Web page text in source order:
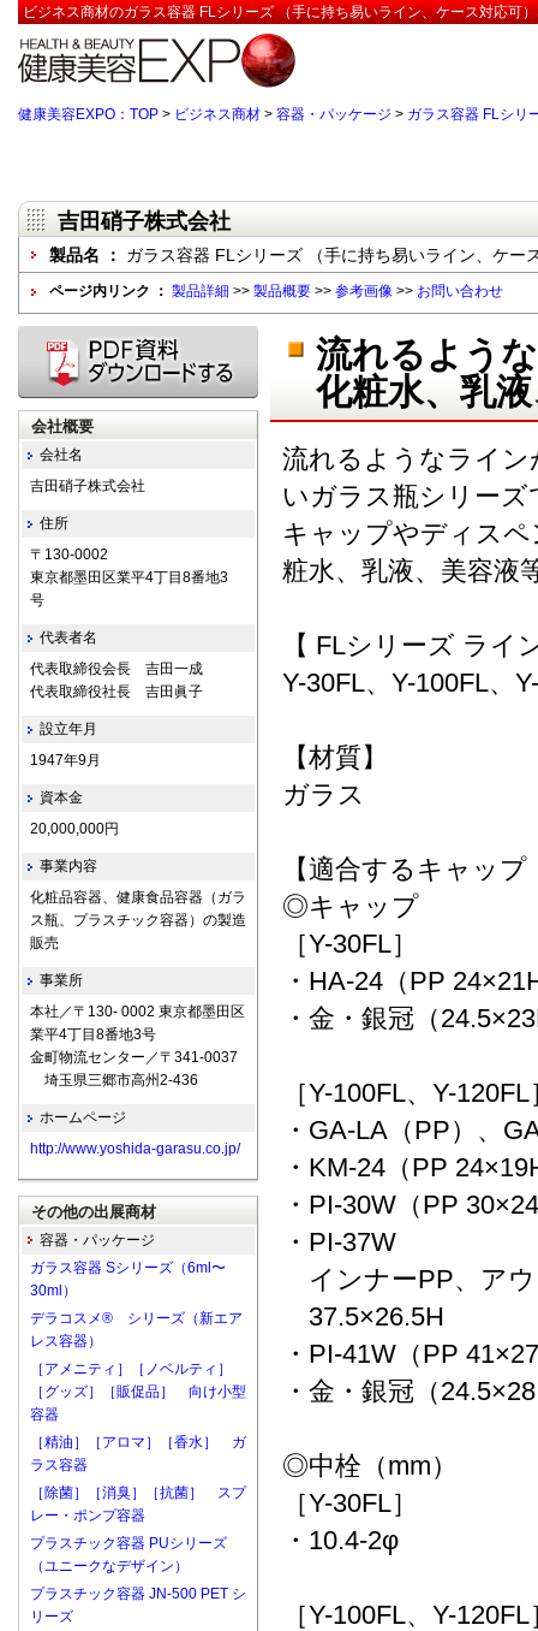
ビジネス商材のガラス容器 FLシリーズ （手に持ち易いライン、ケース対応可
健康美容EXPO：TOP > ビジネス商材 > 容器・パッケージ > ガラス容器 FLシリ
吉田硝子株式会社
製品名 ： ガラス容器 FLシリーズ （手に持ち易いライン、ケー
ページ内リンク ： 製品詳細 >> 製品概要 >> 参考画像 >> お問い合わせ
流れるよう
化粧水、乳
流れるようなライ
いガラス瓶シリー
キャップやディス
粧水、乳液、美容液
【 FLシリーズ ライ
Y-30FL、Y-100FL、
【材質】
ガラス
【適合するキャッ
◎キャップ
［Y-30FL］
・HA-24（PP
・金・銀冠（
［Y-100FL、Y-120FL
・GA-LA（PP）、
・KM-24（PP
・PI-30W（PP
・PI-37W
インナーPP、ア
37.5×26.5H
・PI-41W（PP
・金・銀冠（
◎中栓（mm）
［Y-30FL］
・10.4-2φ
［Y-100FL、Y-120FL
会社概要
会社名
吉田硝子株式会社
住所
〒130-0002
東京都墨田区業平4丁目8番地3
号
代表者名
代表取締役会長 吉田一成
代表取締役社長 吉田眞子
設立年月
1947年9月
資本金
20,000,000円
事業内容
化粧品容器、健康食品容器（ガラ
ス瓶、プラスチック容器）の製造
販売
事業所
本社／〒130- 0002 東京都墨田区
業平4丁目8番地3号
金町物流センター／〒341-0037
埼玉県三郷市高州2-436
ホームページ
http://www.yoshida-garasu.co.jp/
その他の出展商材
容器・パッケージ
ガラス容器 Sシリーズ（6ml〜
30ml）
デラコスメ® シリーズ（新エア
レス容器）
［アメニティ］［ノベルティ］
［グッズ］［販促品］ 向け小型
容器
［精油］［アロマ］［香水］ ガ
ラス容器
［除菌］［消臭］［抗菌］ スプ
レー・ポンプ容器
プラスチック容器 PUシリーズ
（ユニークなデザイン）
プラスチック容器 JN-500 PET シ
リーズ